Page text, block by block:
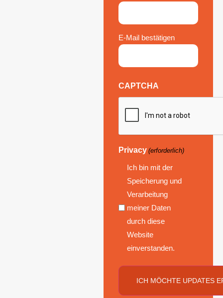
(erforderlich)
E-Mail bestätigen
CAPTCHA
Privacy (erforderlich)
Ich bin mit der
Speicherung und
Verarbeitung
meiner Daten
durch diese
Website
einverstanden.